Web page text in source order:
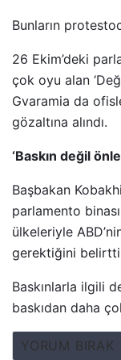
Bunların
26 Ekim’deki
çok oyu alan
Gvaramia da
gözaltına alındı.
‘Baskın değil
Başbakan
parlamento
ülkeleriyle
gerektiğini
Baskınlarla ilgili
baskıdan daha
YORUM BIRAK